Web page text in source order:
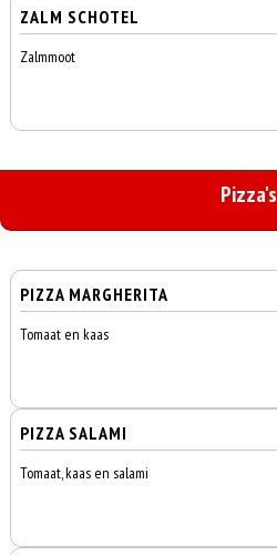
ZALM SCHOTEL
Zalmmoot
Pizza's
PIZZA MARGHERITA
Tomaat en kaas
PIZZA SALAMI
Tomaat, kaas en salami